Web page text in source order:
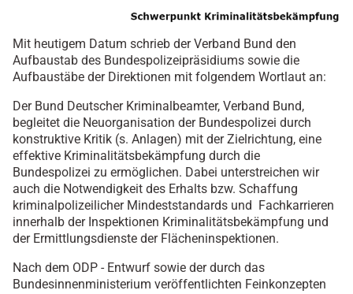
Mit heutigem Datum schrieb der Verband Bund den
Aufbaustab des Bundespolizeipräsidiums sowie die
Aufbaustäbe der Direktionen mit folgendem Wortlaut an:
Der Bund Deutscher Kriminalbeamter, Verband Bund,
begleitet die Neuorganisation der Bundespolizei durch
konstruktive Kritik (s. Anlagen) mit der Zielrichtung, eine
effektive Kriminalitätsbekämpfung durch die
Bundespolizei zu ermöglichen. Dabei unterstreichen wir
auch die Notwendigkeit des Erhalts bzw. Schaffung
kriminalpolizeilicher Mindeststandards und Fachkarrieren
innerhalb der Inspektionen Kriminalitätsbekämpfung und
der Ermittlungsdienste der Flächeninspektionen.
Nach dem ODP - Entwurf sowie der durch das
Bundesinnenministerium veröffentlichten Feinkonzepten